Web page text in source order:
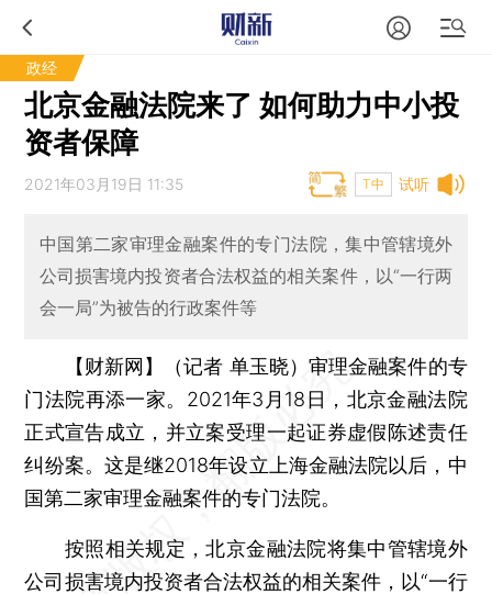
政经
北京金融法院来了 如何助力中小投
资者保障
试听
2021年03月19日 11:35 T中
中国第二家审理金融案件的专门法院，集中管辖境外
公司损害境内投资者合法权益的相关案件，以“一行两
会一局”为被告的行政案件等
【财新网】（记者 单玉晓） 审理金融案件的专
门法院再添一家。2021年3月18日，北京金融法院
正式宣告成立，并立案受理一起证券虚假陈述责任
纠纷案。这是继2018年设立上海金融法院以后，中
国第二家审理金融案件的专门法院。
按照相关规定，北京金融法院将集中管辖境外
公司损害境内投资者合法权益的相关案件，以“一行